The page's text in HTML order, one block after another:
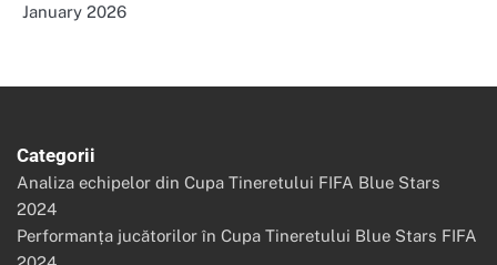
January 2026
Categorii
Analiza echipelor din Cupa Tineretului FIFA Blue Stars
2024
Performanța jucătorilor în Cupa Tineretului Blue Stars FIFA